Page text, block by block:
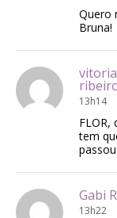
Quero
Bruna!
vitoria
13h14
FLOR,
tem
Gabi
13h22